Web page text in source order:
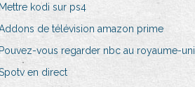
Mettre kodi sur ps4
de télévision amazon prime
Pouvez-vous regarder nbc au royaume-uni
en direct